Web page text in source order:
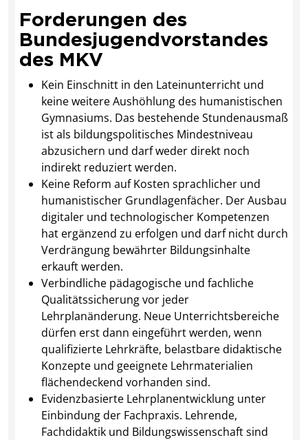
Forderungen des
Bundesjugendvorstandes
des MKV
Kein Einschnitt in den Lateinunterricht und
keine weitere Aushöhlung des humanistischen
Gymnasiums. Das bestehende Stundenausmaß
ist als bildungspolitisches Mindestniveau
abzusichern und darf weder direkt noch
indirekt reduziert werden.
Keine Reform auf Kosten sprachlicher und
humanistischer Grundlagenfächer. Der Ausbau
digitaler und technologischer Kompetenzen
hat ergänzend zu erfolgen und darf nicht durch
Verdrängung bewährter Bildungsinhalte
erkauft werden.
Verbindliche pädagogische und fachliche
Qualitätssicherung vor jeder
Lehrplanänderung. Neue Unterrichtsbereiche
dürfen erst dann eingeführt werden, wenn
qualifizierte Lehrkräfte, belastbare didaktische
Konzepte und geeignete Lehrmaterialien
flächendeckend vorhanden sind.
Evidenzbasierte Lehrplanentwicklung unter
Einbindung der Fachpraxis. Lehrende,
Fachdidaktik und Bildungswissenschaft sind